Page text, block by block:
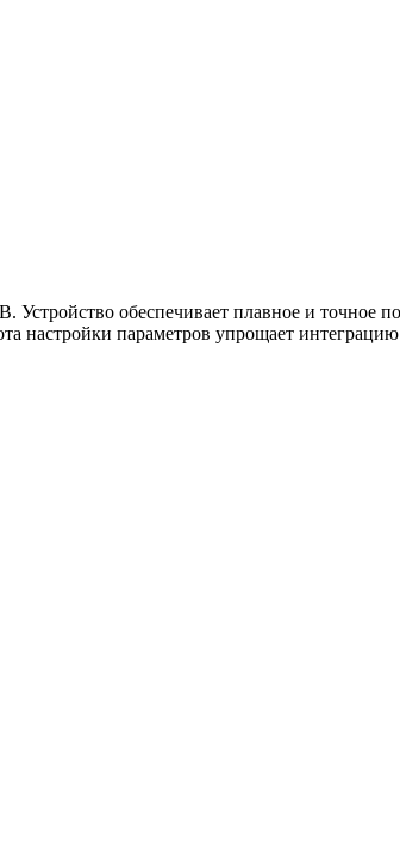
обеспечивает плавное и точное
настройки параметров упрощает